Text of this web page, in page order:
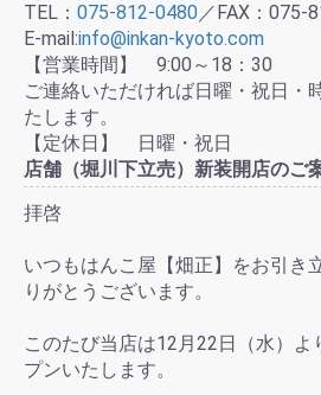
TEL： 075-812-0480／FAX：075-
E-mail:info@inkan-kyoto.com
【営業時間】 9:00～18：30
ご連絡いただければ日曜・祝日・
たします。
【定休日】 日曜・祝日
店舗（堀川下立売）新装開店のご
拝啓
いつもはんこ屋【畑正】をお引き
りがとうございます。
このたび当店は12月22日（水）よ
プンいたします。